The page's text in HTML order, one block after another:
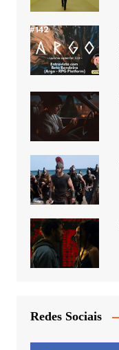
Redes Sociais